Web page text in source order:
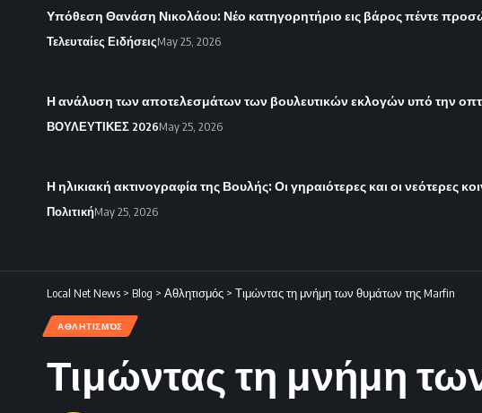
Υπόθεση Θανάση Νικολάου: Νέο κατηγορητήριο εις βάρος πέντε
Τελευταίες ΕιδήσειςMay 25, 2026
Η ανάλυση των αποτελεσμάτων των βουλευτικών εκλογών υπό την
ΒΟΥΛΕΥΤΙΚΕΣ 2026May 25, 2026
Η ηλικιακή ακτινογραφία της Βουλής: Οι γηραιότερες και οι νεότερες
ΠολιτικήMay 25, 2026
Local Net News > Blog > Αθλητισμός > Τιμώντας τη μνήμη των θυμάτων της Marfin
ΑΘΛΗΤΙΣΜΌΣ
Τιμώντας τη μνήμη